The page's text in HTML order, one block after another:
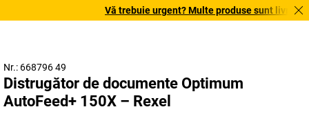
Vă trebuie urgent? Multe produse sunt livrate
Nr.: 668796 49
Distrugător de documente Optimum
AutoFeed+ 150X – Rexel